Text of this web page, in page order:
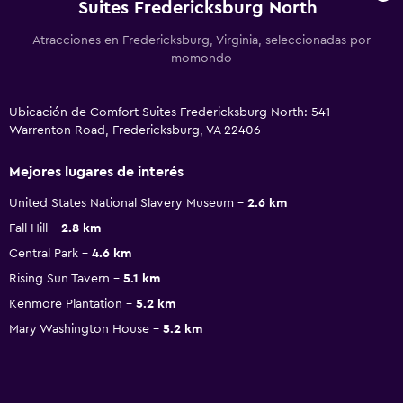
Suites Fredericksburg North
Atracciones en Fredericksburg, Virginia, seleccionadas por
momondo
Ubicación de Comfort Suites Fredericksburg North: 541
Warrenton Road, Fredericksburg, VA 22406
Mejores lugares de interés
United States National Slavery Museum
2.6 km
Fall Hill
2.8 km
Central Park
4.6 km
Rising Sun Tavern
5.1 km
Kenmore Plantation
5.2 km
Mary Washington House
5.2 km